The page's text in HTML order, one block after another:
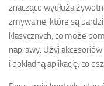
znacząco wydłuża
zmywalne, które są
klasycznych, co może
naprawy. Użyj
i dokładną aplikację, co